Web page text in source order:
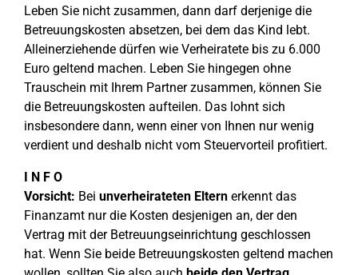
Leben Sie nicht zusammen, dann darf derjenige die
Betreuungskosten absetzen, bei dem das Kind lebt.
Alleinerziehende dürfen wie Verheiratete bis zu 6.000
Euro geltend machen. Leben Sie hingegen ohne
Trauschein mit Ihrem Partner zusammen, können Sie
die Betreuungskosten aufteilen. Das lohnt sich
insbesondere dann, wenn einer von Ihnen nur wenig
verdient und deshalb nicht vom Steuervorteil profitiert.
I N F O
Vorsicht: Bei unverheirateten Eltern erkennt das
Finanzamt nur die Kosten desjenigen an, der den
Vertrag mit der Betreuungseinrichtung geschlossen
hat. Wenn Sie beide Betreuungskosten geltend machen